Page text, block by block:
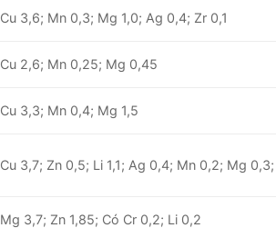
Cu 3,6; Mn 0,3; Mg 1,0; Ag 0,4; Zr 0,1
Cu 2,6; Mn 0,25; Mg 0,45
Cu 3,3; Mn 0,4; Mg 1,5
Cu 3,7; Zn 0,5; Li 1,1; Ag 0,4; Mn 0,2; Mg
Mg 3,7; Zn 1,85; Có Cr 0,2; Li 0,2